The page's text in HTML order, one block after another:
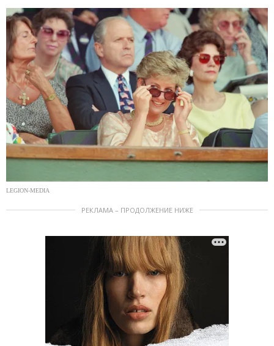
LEGION-MEDIA
РЕКЛАМА – ПРОДОЛЖЕНИЕ НИЖЕ